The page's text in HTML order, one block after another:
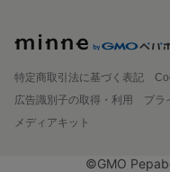
特定商取引法に基づく表記
広告識別子の取得・利用
プラ
メディアキット
©GMO